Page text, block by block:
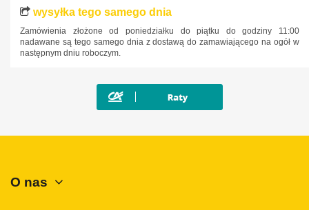
Lexus
MAN
Maxus
Mercedes-Benz
wysyłka tego samego dnia
Zamówienia złożone od poniedziałku do piątku do godziny 11:00
nadawane są tego samego dnia z dostawą do zamawiającego na ogół w
następnym dniu roboczym.
O nas